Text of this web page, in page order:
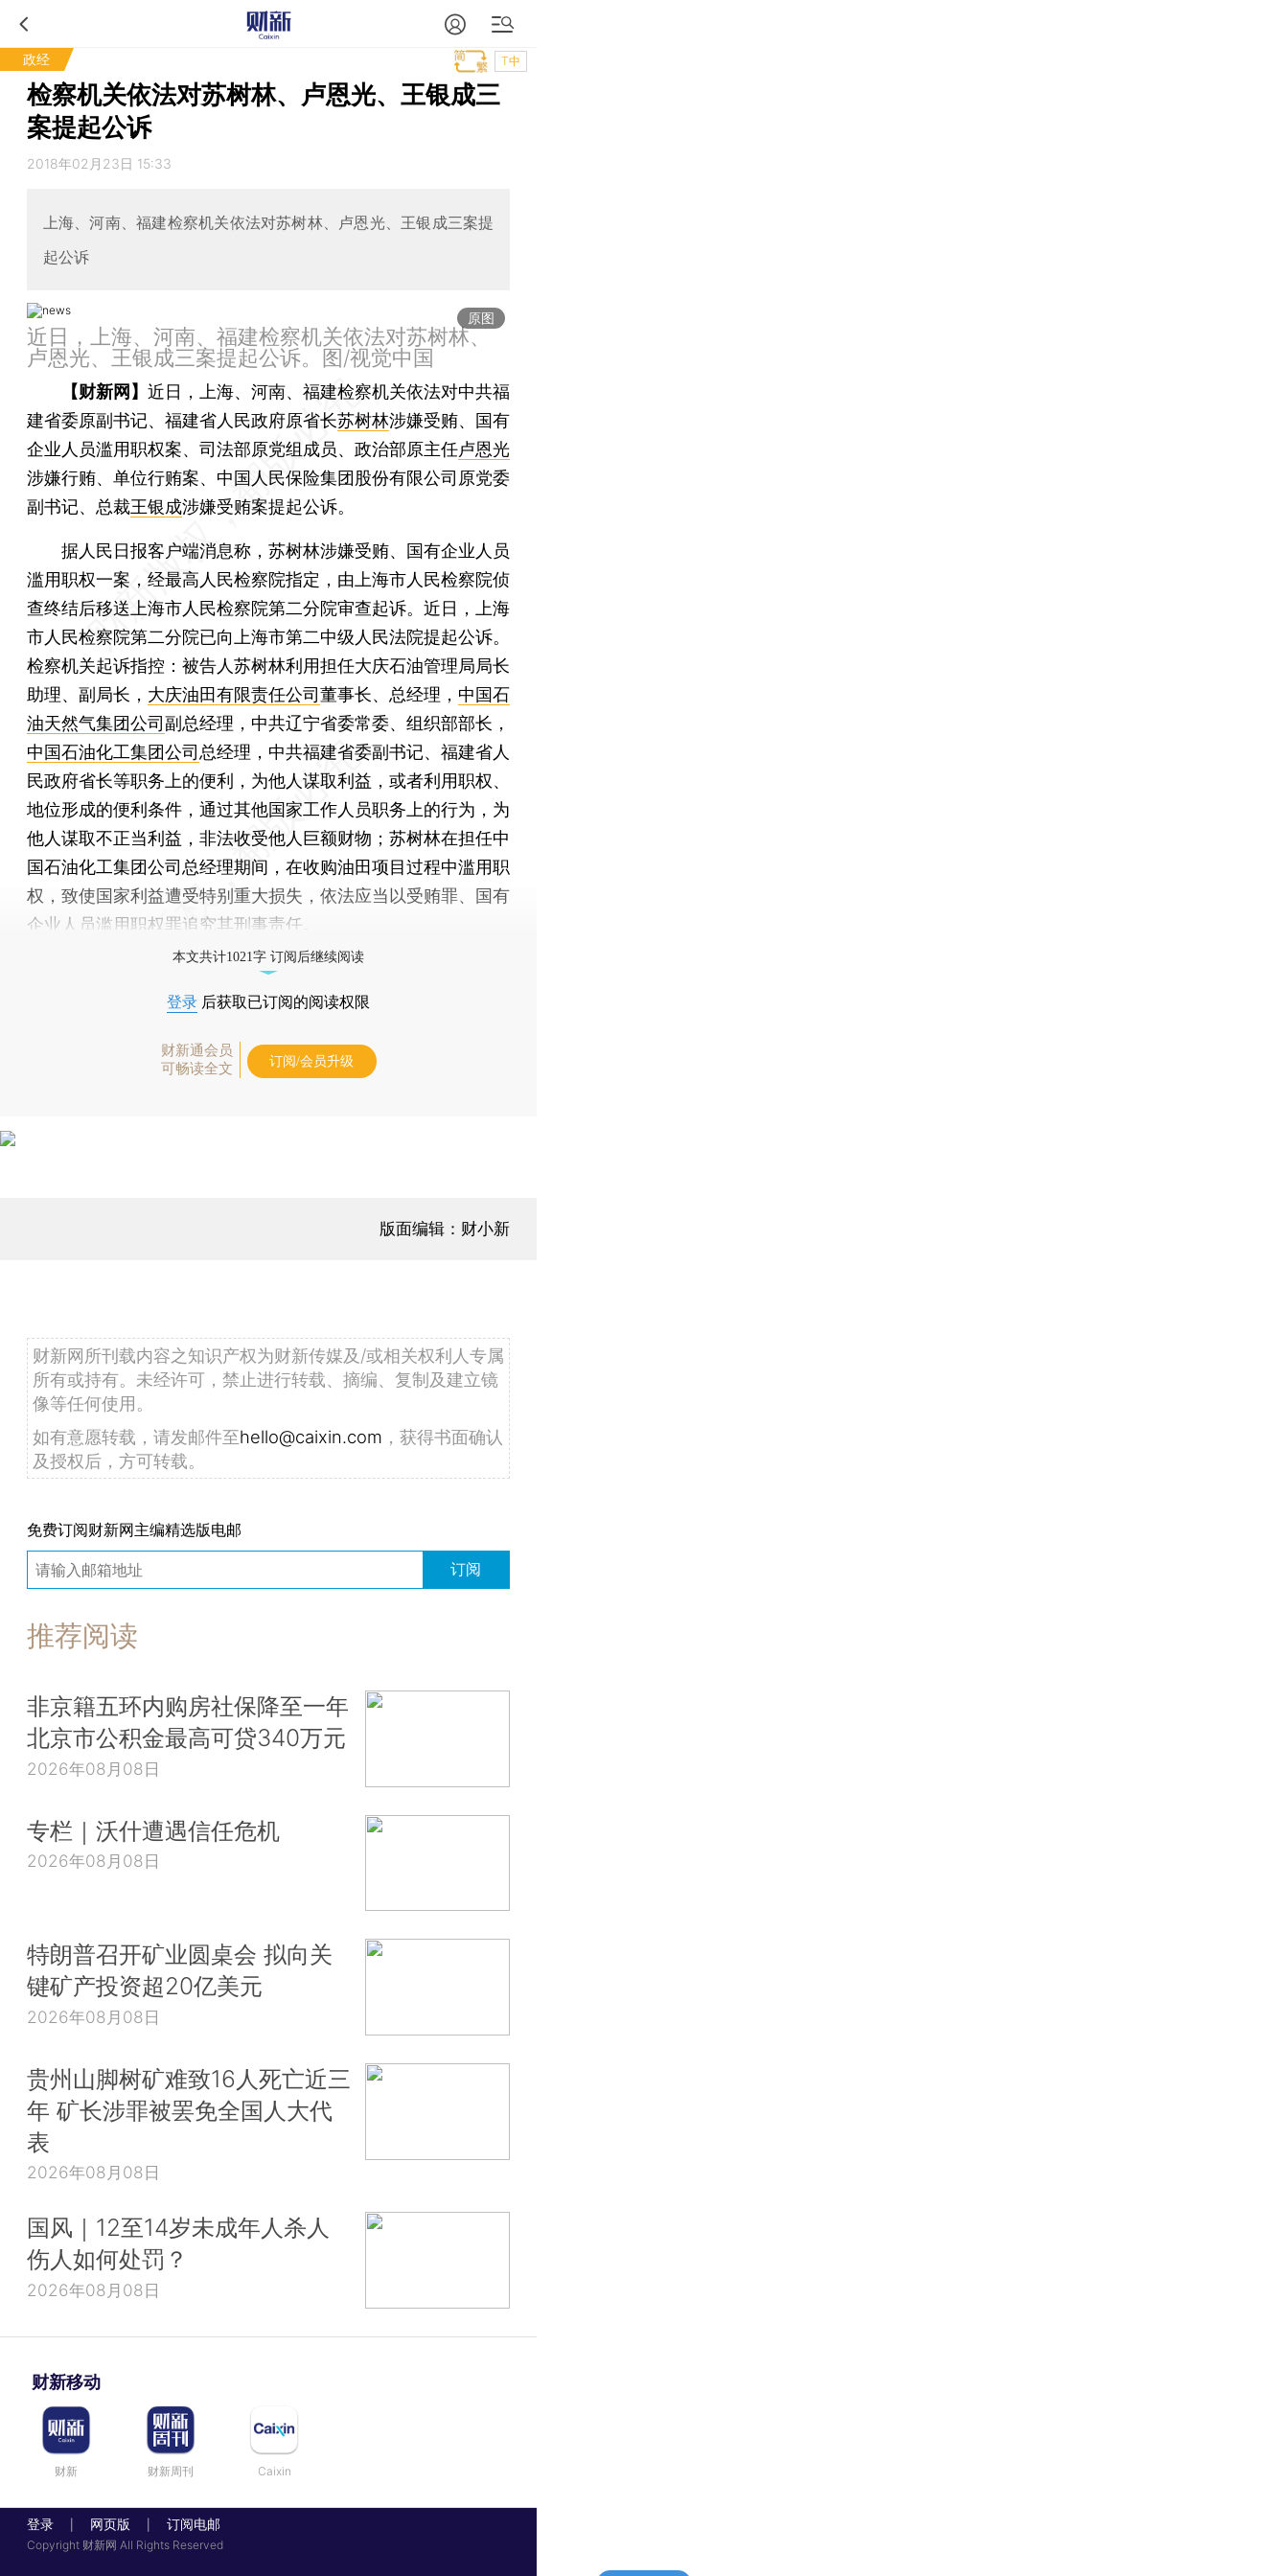
政经 T中
检察机关依法对苏树林、卢恩光、王银成三
案提起公诉
2018年02月23日 15:33
上海、河南、福建检察机关依法对苏树林、卢恩光、王银成三案提
起公诉
原图
近日，上海、河南、福建检察机关依法对苏树林、
卢恩光、王银成三案提起公诉。图/视觉中国
【财新网】 近日，上海、河南、福建检察机关依法对中共福
建省委原副书记、福建省人民政府原省长苏树林涉嫌受贿、国有
企业人员滥用职权案、司法部原党组成员、政治部原主任卢恩光
涉嫌行贿、单位行贿案、中国人民保险集团股份有限公司原党委
副书记、总裁王银成涉嫌受贿案提起公诉。
据人民日报客户端消息称，苏树林涉嫌受贿、国有企业人员
滥用职权一案，经最高人民检察院指定，由上海市人民检察院侦
查终结后移送上海市人民检察院第二分院审查起诉。近日，上海
市人民检察院第二分院已向上海市第二中级人民法院提起公诉。
检察机关起诉指控：被告人苏树林利用担任大庆石油管理局局长
助理、副局长， 大庆油田有限责任公司董事长、总经理， 中国石
油天然气集团公司副总经理，中共辽宁省委常委、组织部部长，
中国石油化工集团公司总经理，中共福建省委副书记、福建省人
民政府省长等职务上的便利，为他人谋取利益，或者利用职权、
地位形成的便利条件，通过其他国家工作人员职务上的行为，为
他人谋取不正当利益，非法收受他人巨额财物；苏树林在担任中
国石油化工集团公司总经理期间，在收购油田项目过程中滥用职
权，致使国家利益遭受特别重大损失，依法应当以受贿罪、国有
企业人员滥用职权罪追究其刑事责任。
本文共计1021字 订阅后继续阅读
登录 后获取已订阅的阅读权限
财新通会员
可畅读全文
订阅/会员升级
版面编辑：财小新
财新网所刊载内容之知识产权为财新传媒及/或相关权利人专属
所有或持有。未经许可，禁止进行转载、摘编、复制及建立镜
像等任何使用。
如有意愿转载，请发邮件至hello@caixin.com ，获得书面确认
及授权后，方可转载。
免费订阅财新网主编精选版电邮
订阅
推荐阅读
非京籍五环内购房社保降至一年
北京市公积金最高可贷340万元
2026年08月08日
专栏｜沃什遭遇信任危机
2026年08月08日
特朗普召开矿业圆桌会 拟向关
键矿产投资超20亿美元
2026年08月08日
贵州山脚树矿难致16人死亡近三
年 矿长涉罪被罢免全国人大代
表
2026年08月08日
国风｜12至14岁未成年人杀人
伤人如何处罚？
2026年08月08日
财新移动
财新 财新周刊 Caixin
登录 网页版 订阅电邮
Copyright 财新网 All Rights Reserved